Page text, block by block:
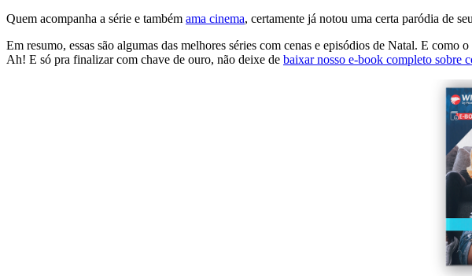
Quem acompanha a série e também ama cinema, certamente já notou uma certa paródia de
Em resumo, essas são algumas das melhores séries com cenas e episódios de Natal. E como
Ah! E só pra finalizar com chave de ouro, não deixe de baixar nosso e-book completo sobre